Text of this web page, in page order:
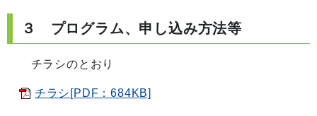
３ プログラム、申し込み方法等
チラシのとおり
チラシ[PDF：684KB]